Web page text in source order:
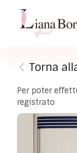
Torna
Per poter
registrato